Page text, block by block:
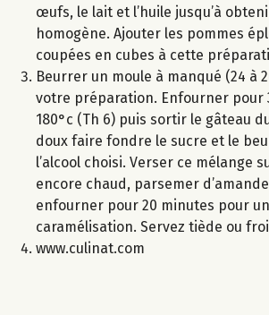
œufs, le lait et l’huile jusqu’à
homogène. Ajouter les pommes
coupées en cubes à cette
Beurrer un moule à manqué (24 à
votre préparation. Enfourner pour
180°c (Th 6) puis sortir le gâteau
doux faire fondre le sucre et le
l’alcool choisi. Verser ce mélange
encore chaud, parsemer
enfourner pour 20 minutes pour
caramélisation. Servez tiède ou
www.culinat.com